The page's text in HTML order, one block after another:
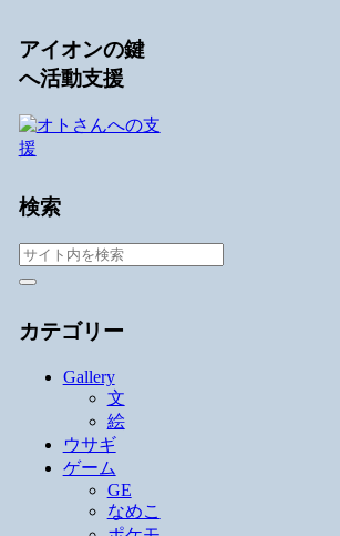
アイオンの鍵
へ活動支援
検索
カテゴリー
Gallery
文
絵
ウサギ
ゲーム
GE
なめこ